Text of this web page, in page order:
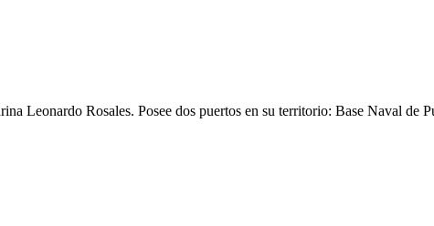
Leonardo Rosales. Posee dos puertos en su territorio: Base Naval de